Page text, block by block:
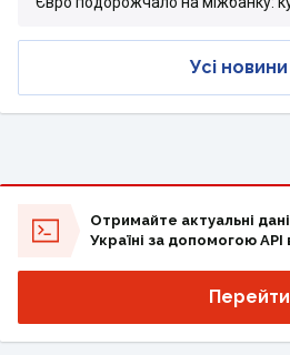
Усі новини
Отримайте актуальні
Україні за допомогою API
Перейти